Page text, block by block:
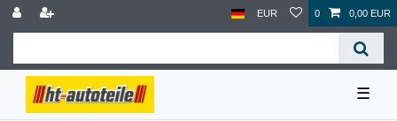
EUR 0 0,00 EUR
☰